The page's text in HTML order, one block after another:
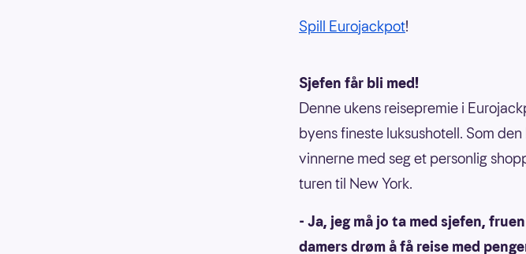
Spill Eurojackpot!
Sjefen får bli med!
Denne ukens reisepremie i
byens fineste luksushotell. Som
vinnerne med seg et personlig
turen til New York.
- Ja, jeg må jo ta med sjefen,
damers drøm å få reise med